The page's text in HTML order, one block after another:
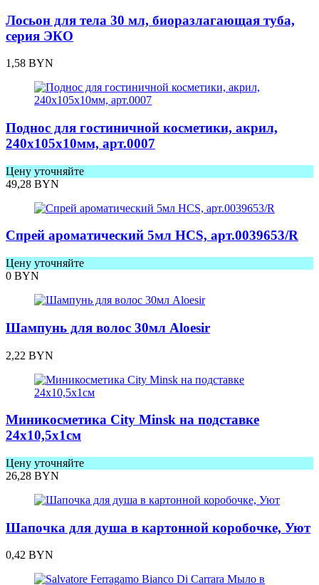
Лосьон для тела 30 мл, биоразлагающая туба,
серия ЭКО
1,58 BYN
Поднос для гостиничной косметики, акрил,
240х105х10мм, арт.0007
Цену уточняйте
49,28 BYN
Спрей ароматический 5мл HCS, арт.0039653/R
Цену уточняйте
0 BYN
Шампунь для волос 30мл Aloesir
2,22 BYN
Миникосметика City Minsk на подставке
24х10,5х1см
Цену уточняйте
26,28 BYN
Шапочка для душа в картонной коробочке, Уют
0,42 BYN